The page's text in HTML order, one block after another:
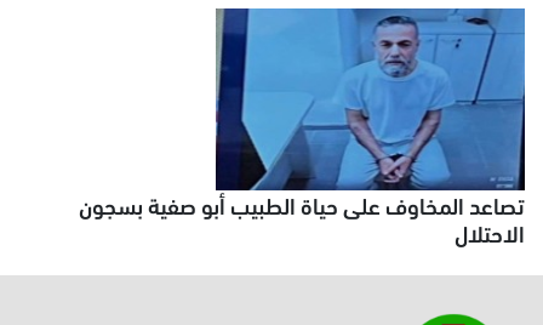
تصاعد المخاوف على حياة الطبيب أبو صفية بسجون
الاحتلال